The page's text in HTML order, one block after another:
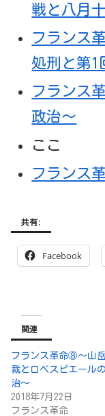
戦と八月
フランス
処刑と第1
フランス
政治～
ここ
フランス
共有:
Facebook
関連
フランス革命⑧～山
裁とロベスピエール
治～
2018年7月22日
フランス革命